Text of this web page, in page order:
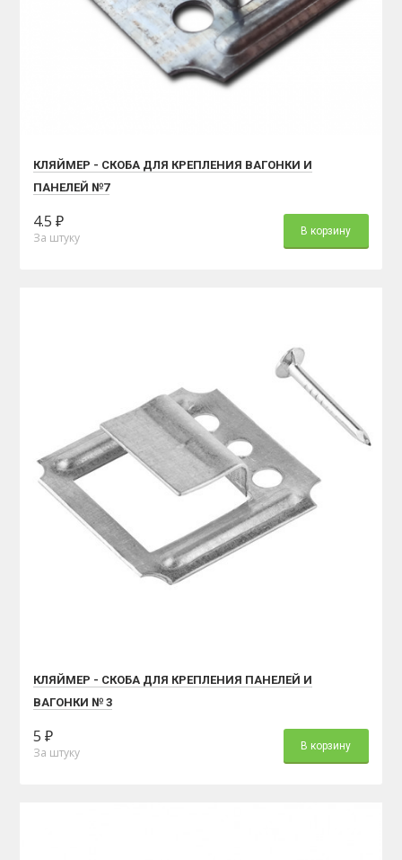
КЛЯЙМЕР - СКОБА ДЛЯ КРЕПЛЕНИЯ ВАГОНКИ И
ПАНЕЛЕЙ №7
4.5 ₽
За штуку В корзину
КЛЯЙМЕР - СКОБА ДЛЯ КРЕПЛЕНИЯ ПАНЕЛЕЙ И
ВАГОНКИ № 3
5 ₽
За штуку В корзину